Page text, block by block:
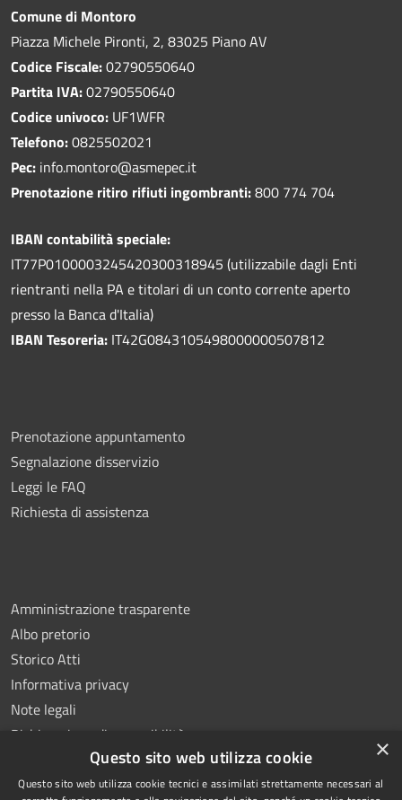
Comune di Montoro
Piazza Michele Pironti, 2, 83025 Piano AV
Codice Fiscale:02790550640
Partita IVA:02790550640
Codice univoco: UF1WFR
Telefono:0825502021
Pec: info.montoro@asmepec.it
Prenotazione ritiro rifiuti ingombranti:800 774 704
IBAN contabilità speciale:
IT77P0100003245420300318945 (utilizzabile dagli Enti
rientranti nella PA e titolari di un conto corrente aperto
presso la Banca d'Italia)
IBAN Tesoreria: IT42G0843105498000000507812
Prenotazione appuntamento
Segnalazione disservizio
Leggi le FAQ
Richiesta di assistenza
Amministrazione trasparente
Albo pretorio
Storico Atti
Informativa privacy
Note legali
Dichiarazione di accessibilità
×
Questo sito web utilizza cookie
Questo sito web utilizza cookie tecnici e assimilati strettamente necessari al